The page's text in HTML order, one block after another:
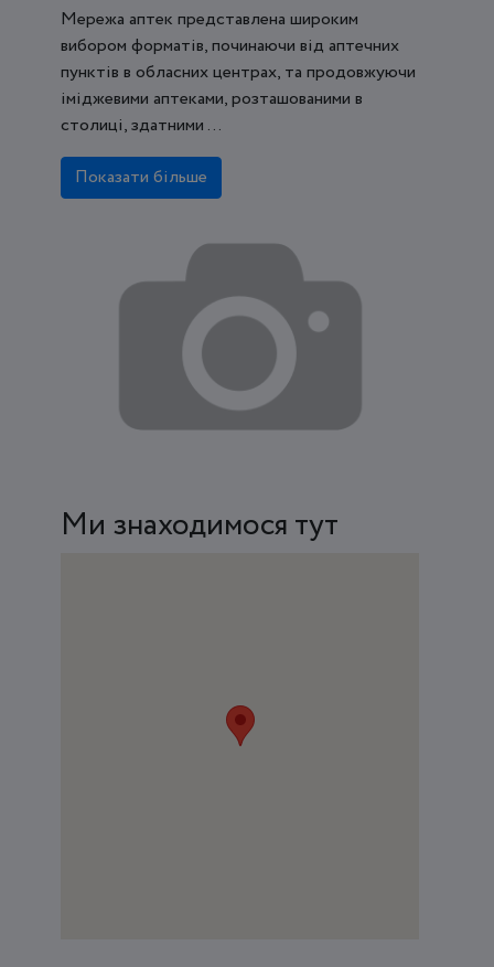
Мережа аптек представлена ​​широким
вибором форматів, починаючи від аптечних
пунктів в обласних центрах, та продовжуючи
іміджевими аптеками, розташованими в
столиці, здатними ...
Показати більше
Ми знаходимося тут